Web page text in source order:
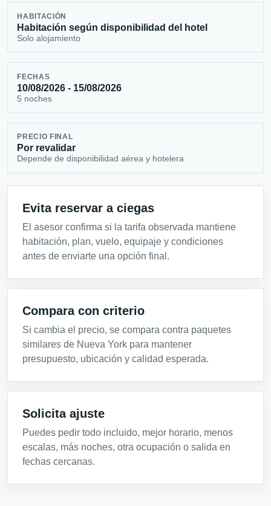
HABITACIÓN
Habitación según disponibilidad del hotel
Solo alojamiento
FECHAS
10/08/2026 - 15/08/2026
5 noches
PRECIO FINAL
Por revalidar
Depende de disponibilidad aérea y hotelera
Evita reservar a ciegas
El asesor confirma si la tarifa observada mantiene
habitación, plan, vuelo, equipaje y condiciones
antes de enviarte una opción final.
Compara con criterio
Si cambia el precio, se compara contra paquetes
similares de Nueva York para mantener
presupuesto, ubicación y calidad esperada.
Solicita ajuste
Puedes pedir todo incluido, mejor horario, menos
escalas, más noches, otra ocupación o salida en
fechas cercanas.